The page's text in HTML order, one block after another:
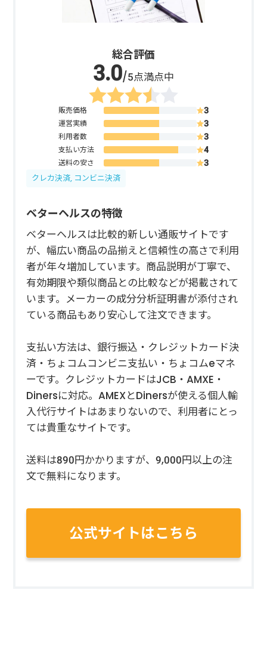
総合評価
/5点満点中
販売価格
運営実績
利用者数
支払い方法
送料の安さ
クレカ決済, コンビニ決済
ベターヘルスの特徴
ベターヘルスは比較的新しい通販サイトです
が、幅広い商品の品揃えと信頼性の高さで利用
者が年々増加しています。商品説明が丁寧で、
有効期限や類似商品との比較などが掲載されて
います。メーカーの成分分析証明書が添付され
ている商品もあり安心して注文できます。
支払い方法は、銀行振込・クレジットカード決
済・ちょコムコンビニ支払い・ちょコムeマネ
ーです。クレジットカードはJCB・AMXE・
Dinersに対応。AMEXとDinersが使える個人輸
入代行サイトはあまりないので、利用者にとっ
ては貴重なサイトです。
送料は890円かかりますが、9,000円以上の注
文で無料になります。
公式サイトはこちら